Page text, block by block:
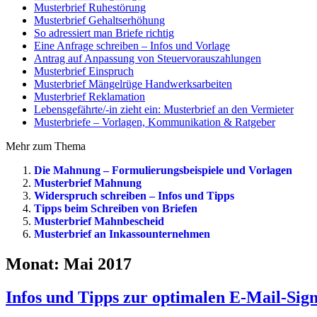
Musterbrief Ruhestörung
Musterbrief Gehaltserhöhung
So adressiert man Briefe richtig
Eine Anfrage schreiben – Infos und Vorlage
Antrag auf Anpassung von Steuervorauszahlungen
Musterbrief Einspruch
Musterbrief Mängelrüge Handwerksarbeiten
Musterbrief Reklamation
Lebensgefährte/-in zieht ein: Musterbrief an den Vermieter
Musterbriefe – Vorlagen, Kommunikation & Ratgeber
Mehr zum Thema
Die Mahnung – Formulierungsbeispiele und Vorlagen
Musterbrief Mahnung
Widerspruch schreiben – Infos und Tipps
Tipps beim Schreiben von Briefen
Musterbrief Mahnbescheid
Musterbrief an Inkassounternehmen
Monat: Mai 2017
Infos und Tipps zur optimalen E-Mail-